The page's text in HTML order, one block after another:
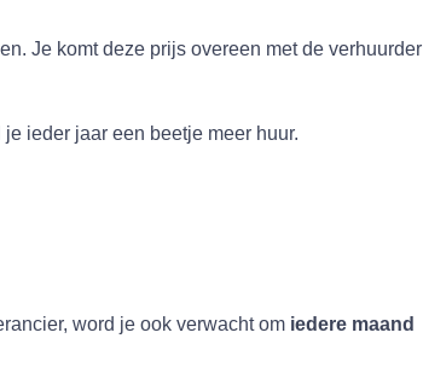
Je komt deze prijs overeen met de verhuurder
ieder jaar een beetje meer huur.
word je ook verwacht om iedere maand